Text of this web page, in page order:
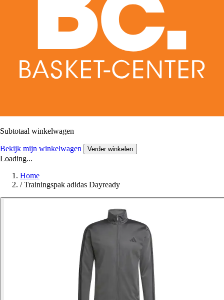
Subtotaal winkelwagen
Bekijk mijn winkelwagen Verder winkelen
Loading...
Home
/ Trainingspak adidas Dayready